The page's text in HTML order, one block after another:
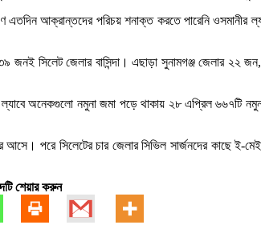
আক্রান্তদের পরিচয় শনাক্ত করতে পারেনি ওসমানীর
জনই সিলেট জেলার বাসিন্দা। এছাড়া সুনামগঞ্জ জেলার
অনেকগুলো নমুনা জমা পড়ে থাকায় ২৮ এপ্রিল ৬৬৭টি
পরে সিলেটের চার জেলার সিভিল সার্জনদের কাছে ই-
শেয়ার করুন